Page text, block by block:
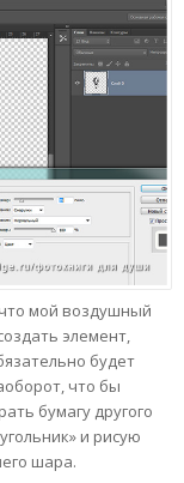
мой воздушный
элемент,
будет
что бы
бумагу другого
и рисую
шара.